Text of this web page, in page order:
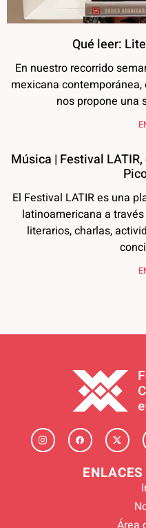
Qué leer:
En nuestro recorrido
mexicana
nos propone una
Música | Festival
El Festival LATIR es una
latinoamericana a
literarios, charlas,